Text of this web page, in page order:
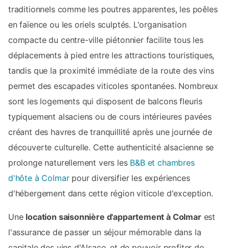
traditionnels comme les poutres apparentes, les poêles
en faïence ou les oriels sculptés. L'organisation
compacte du centre-ville piétonnier facilite tous les
déplacements à pied entre les attractions touristiques,
tandis que la proximité immédiate de la route des vins
permet des escapades viticoles spontanées. Nombreux
sont les logements qui disposent de balcons fleuris
typiquement alsaciens ou de cours intérieures pavées
créant des havres de tranquillité après une journée de
découverte culturelle. Cette authenticité alsacienne se
prolonge naturellement vers les B&B et chambres
d'hôte à Colmarpour diversifier les expériences
d'hébergement dans cette région viticole d'exception.
Une location saisonnière d'appartement à Colmarest
l'assurance de passer un séjour mémorable dans la